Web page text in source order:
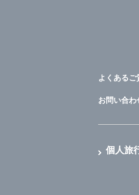
よくあるご
お問い合わ
個人旅